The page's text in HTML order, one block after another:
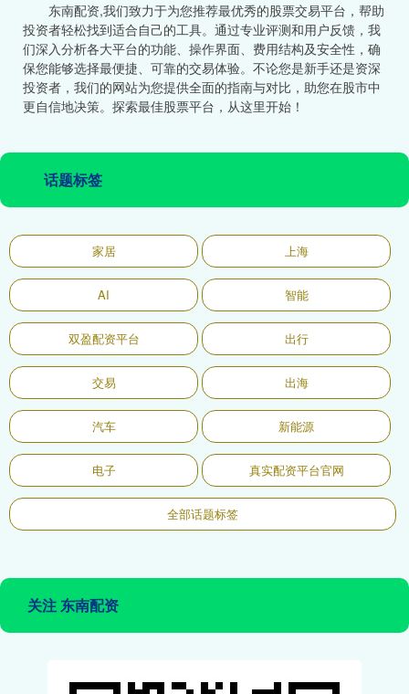
东南配资,我们致力于为您推荐最优秀的股票交易平台，帮助
投资者轻松找到适合自己的工具。通过专业评测和用户反馈，我
们深入分析各大平台的功能、操作界面、费用结构及安全性，确
保您能够选择最便捷、可靠的交易体验。不论您是新手还是资深
投资者，我们的网站为您提供全面的指南与对比，助您在股市中
更自信地决策。探索最佳股票平台，从这里开始！
话题标签
家居 上海
AI 智能
双盈配资平台 出行
交易 出海
汽车 新能源
电子 真实配资平台官网
全部话题标签
关注 东南配资